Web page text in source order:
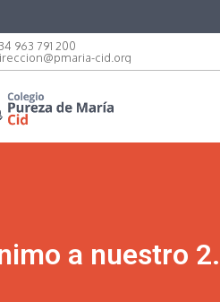
963 791 200
cid.org
a nuestro